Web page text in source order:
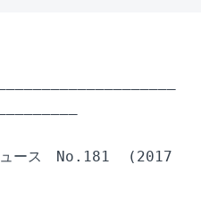
ース　No.181  (2017